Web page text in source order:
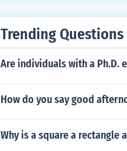
Trending Questions
Are individuals with a Ph.D.
How do you say good
Why is a square a rectangle